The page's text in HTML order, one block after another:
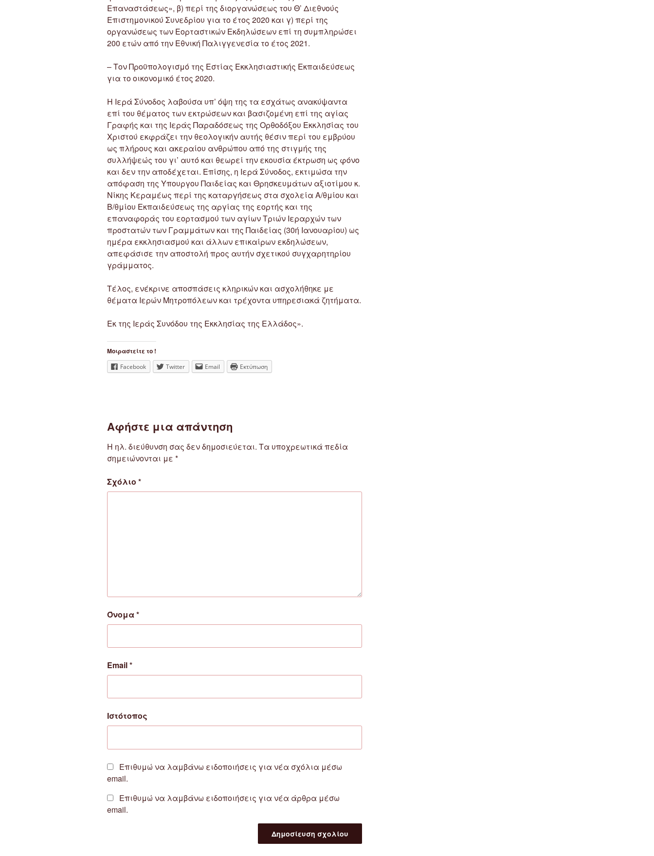
Επαναστάσεως», β) περί της διοργανώσεως του Θ’ Διεθνούς
Επιστημονικού Συνεδρίου για το έτος 2020 και γ) περί της
οργανώσεως των Εορταστικών Εκδηλώσεων επί τη συμπληρώσει
200 ετών από την Εθνική Παλιγγενεσία το έτος 2021.
– Τον Προϋπολογισμό της Εστίας Εκκλησιαστικής Εκπαιδεύσεως
για το οικονομικό έτος 2020.
Η Ιερά Σύνοδος λαβούσα υπ’ όψη της τα εσχάτως ανακύψαντα
επί του θέματος των εκτρώσεων και βασιζομένη επί της αγίας
Γραφής και της Ιεράς Παραδόσεως της Ορθοδόξου Εκκλησίας του
Χριστού εκφράζει την θεολογικήν αυτής θέσιν περί του εμβρύου
ως πλήρους και ακεραίου ανθρώπου από της στιγμής της
συλλήψεώς του γι’ αυτό και θεωρεί την εκουσία έκτρωση ως φόνο
και δεν την αποδέχεται. Επίσης, η Ιερά Σύνοδος, εκτιμώσα την
απόφαση της Υπουργου Παιδείας και Θρησκευμάτων αξιοτίμου κ.
Νίκης Κεραμέως περί της καταργήσεως στα σχολεία Α/θμίου και
Β/θμίου Εκπαιδεύσεως της αργίας της εορτής και της
επαναφοράς του εορτασμού των αγίων Τριών Ιεραρχών των
προστατών των Γραμμάτων και της Παιδείας (30ή Ιανουαρίου) ως
ημέρα εκκλησιασμού και άλλων επικαίρων εκδηλώσεων,
απεφάσισε την αποστολή προς αυτήν σχετικού συγχαρητηρίου
γράμματος.
Τέλος, ενέκρινε αποσπάσεις κληρικών και ασχολήθηκε με
θέματα Ιερών Μητροπόλεων και τρέχοντα υπηρεσιακά ζητήματα.
Εκ της Ιεράς Συνόδου της Εκκλησίας της Ελλάδος».
Μοιραστείτε το !
Facebook Twitter Email Εκτύπωση
Αφήστε μια απάντηση
Η ηλ. διεύθυνση σας δεν δημοσιεύεται. Τα υποχρεωτικά πεδία
σημειώνονται με *
Σχόλιο *
Όνομα*
Email*
Ιστότοπος
Επιθυμώ να λαμβάνω ειδοποιήσεις για νέα σχόλια μέσω
email.
Επιθυμώ να λαμβάνω ειδοποιήσεις για νέα άρθρα μέσω
email.